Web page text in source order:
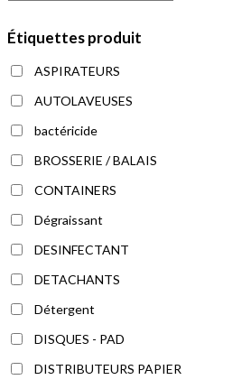
Étiquettes produit
ASPIRATEURS
AUTOLAVEUSES
bactéricide
BROSSERIE / BALAIS
CONTAINERS
Dégraissant
DESINFECTANT
DETACHANTS
Détergent
DISQUES - PAD
DISTRIBUTEURS PAPIER